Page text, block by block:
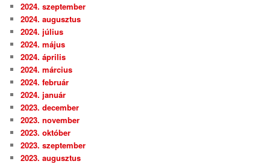
2024. szeptember
2024. augusztus
2024. július
2024. május
2024. április
2024. március
2024. február
2024. január
2023. december
2023. november
2023. október
2023. szeptember
2023. augusztus